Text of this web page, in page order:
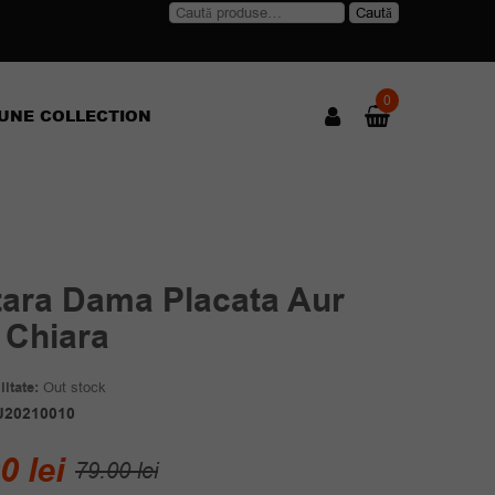
Caută
Caută
COLLECTION
0
Dama Placata Aur
Out stock
79.00leiPrețul
lei
Prețul